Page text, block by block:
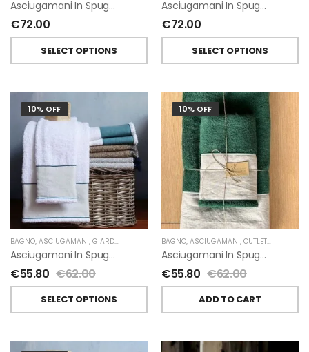
Asciugamani In Spugna Con Fiori In Lino Applicati Di Giardino Segreto.
€72.00
SELECT OPTIONS
Asciugamani In Spugna Con Ricami Marini Di Giardino Segreto.
€72.00
SELECT OPTIONS
10% OFF
BAGNO, ASCIUGAMANI, GIARDINO SEGRETO
Asciugamani In Spugna E Lino Di Giardino Segreto
€55.80 €62.00
SELECT OPTIONS
10% OFF
BAGNO, ASCIUGAMANI, OUTLET,
Asciugamani In Spugna E Lino Di Giardino Segreto
€55.80 €62.00
ADD TO CART